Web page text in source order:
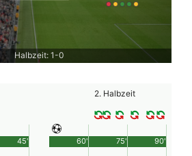
Halbzeit: 1-0
45'
2. Halbzeit
90'
60' 75'